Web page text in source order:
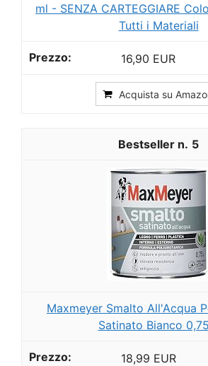
ml - SENZA CARTEGGIARE
Tutti i Materiali
16,90 EUR
Acquista su
5
Maxmeyer Smalto All'Acqua
Satinato Bianco
18,99 EUR